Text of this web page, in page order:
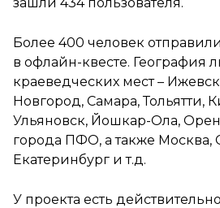
Более 400 человек
в офлайн-квесте. География
краеведческих мест –
Новгород, Самара, Тольятти,
Ульяновск, Йошкар-Ола,
города ПФО, а также Москва,
Екатеринбург и т.д.
У проекта есть